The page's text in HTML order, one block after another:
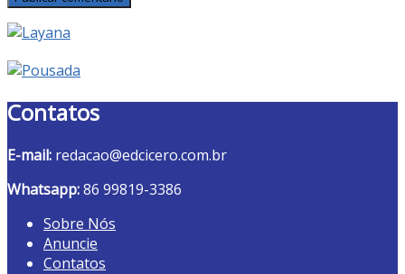
Contatos
E-mail: redacao@edcicero.com.br
Whatsapp:86 99819-3386
Sobre Nós
Anuncie
Contatos